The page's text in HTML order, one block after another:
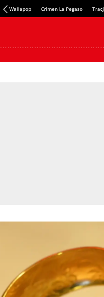
Wallapop Crimen La Pegaso